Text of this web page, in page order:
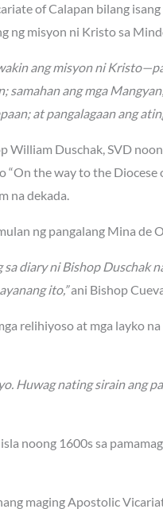
of Calapan bilang
ng misyon ni Kristo sa
ang misyon ni
samahan ang mga
at pangalagaan ang
William Duschak, SVD
the way to the Diocese
na dekada.
ng pangalang Mina de
sa diary ni Bishop Duschak
ito,”ani Bishop
relihiyoso at mga layko
Huwag nating sirain ang
noong 1600s sa
maging Apostolic